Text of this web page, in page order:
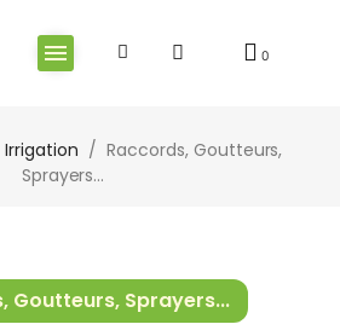
Irrigation
Raccords, Goutteurs,
Sprayers...
Goutteurs, Sprayers...